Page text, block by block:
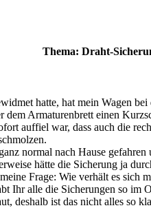
Thema: Draht-
hatte, hat mein Wagen
Armaturenbrett einen
auffiel war, dass auch die
normal nach Hause
hätte die Sicherung ja
Frage: Wie verhält es sich
Ihr alle die Sicherungen so im
deshalb ist das nicht alles so